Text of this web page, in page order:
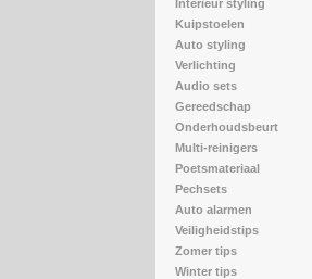
Interieur styling
Kuipstoelen
Auto styling
Verlichting
Audio sets
Gereedschap
Onderhoudsbeurt
Multi-reinigers
Poetsmateriaal
Pechsets
Auto alarmen
Veiligheidstips
Zomer tips
Winter tips